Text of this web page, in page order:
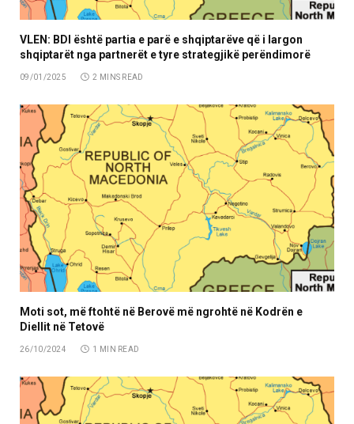
VLEN: BDI është partia e parë e shqiptarëve që i largon
shqiptarët nga partnerët e tyre strategjikë perëndimorë
09/01/2025 2 MINS READ
Moti sot, më ftohtë në Berovë më ngrohtë në Kodrën e
Diellit në Tetovë
26/10/2024 1 MIN READ